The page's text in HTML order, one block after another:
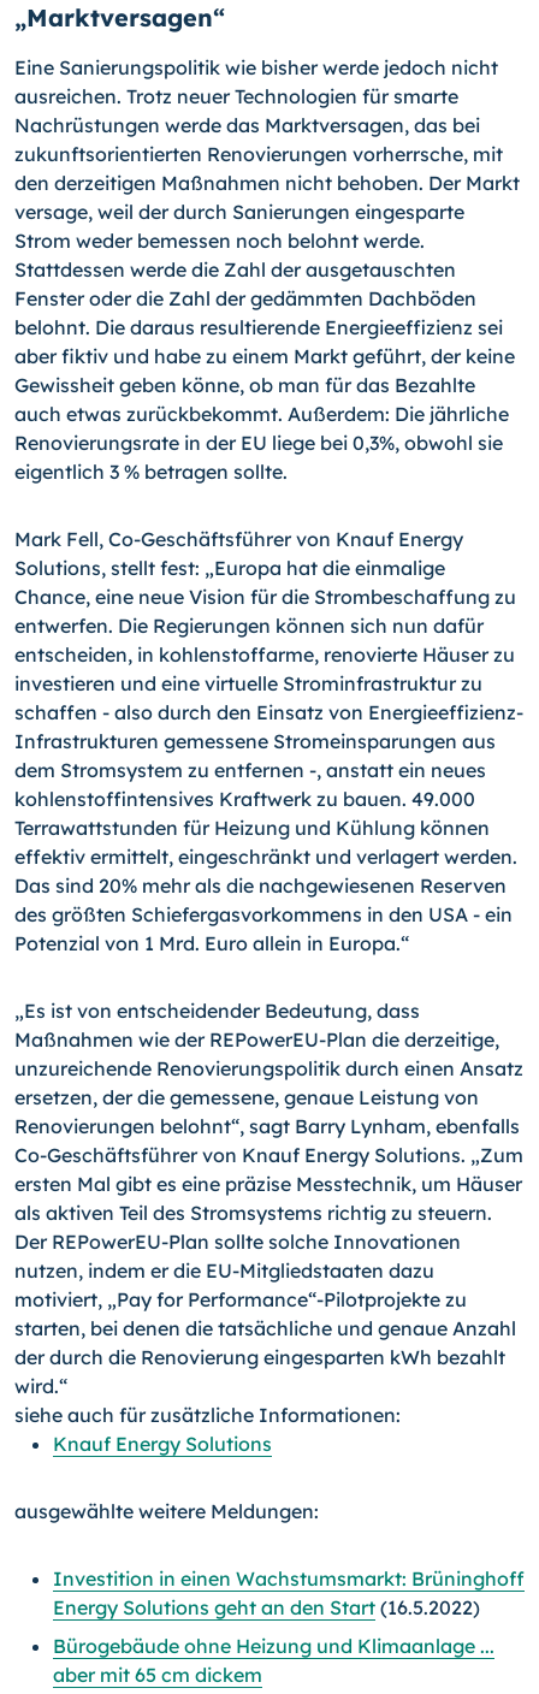
„Marktversagen“
Eine Sanierungspolitik wie bisher werde jedoch nicht
ausreichen. Trotz neuer Technologien für smarte
Nachrüstungen werde das Marktversagen, das bei
zukunftsorientierten Renovierungen vorherrsche, mit
den derzeitigen Maßnahmen nicht behoben. Der Markt
versage, weil der durch Sanierungen eingesparte
Strom weder bemessen noch belohnt werde.
Stattdessen werde die Zahl der ausgetauschten
Fenster oder die Zahl der gedämmten Dachböden
belohnt. Die daraus resultierende Energieeffizienz sei
aber fiktiv und habe zu einem Markt geführt, der keine
Gewissheit geben könne, ob man für das Bezahlte
auch etwas zurückbekommt. Außerdem: Die jährliche
Renovierungsrate in der EU liege bei 0,3%, obwohl sie
eigentlich 3 % betragen sollte.
Mark Fell, Co-Geschäftsführer von Knauf Energy
Solutions, stellt fest: „Europa hat die einmalige
Chance, eine neue Vision für die Strombeschaffung zu
entwerfen. Die Regierungen können sich nun dafür
entscheiden, in kohlenstoffarme, renovierte Häuser zu
investieren und eine virtuelle Strominfrastruktur zu
schaffen - also durch den Einsatz von Energieeffizienz-
Infrastrukturen gemessene Stromeinsparungen aus
dem Stromsystem zu entfernen -, anstatt ein neues
kohlenstoffintensives Kraftwerk zu bauen. 49.000
Terrawattstunden für Heizung und Kühlung können
effektiv ermittelt, eingeschränkt und verlagert werden.
Das sind 20% mehr als die nachgewiesenen Reserven
des größten Schiefergasvorkommens in den USA - ein
Potenzial von 1 Mrd. Euro allein in Europa.“
„Es ist von entscheidender Bedeutung, dass
Maßnahmen wie der REPowerEU-Plan die derzeitige,
unzureichende Renovierungspolitik durch einen Ansatz
ersetzen, der die gemessene, genaue Leistung von
Renovierungen belohnt“, sagt Barry Lynham, ebenfalls
Co-Geschäftsführer von Knauf Energy Solutions. „Zum
ersten Mal gibt es eine präzise Messtechnik, um Häuser
als aktiven Teil des Stromsystems richtig zu steuern.
Der REPowerEU-Plan sollte solche Innovationen
nutzen, indem er die EU-Mitgliedstaaten dazu
motiviert, „Pay for Performance“-Pilotprojekte zu
starten, bei denen die tatsächliche und genaue Anzahl
der durch die Renovierung eingesparten kWh bezahlt
wird.“
siehe auch für zusätzliche Informationen:
Knauf Energy Solutions
ausgewählte weitere Meldungen:
Investition in einen Wachstumsmarkt: Brüninghoff
Energy Solutions geht an den Start (16.5.2022)
Bürogebäude ohne Heizung und Klimaanlage ...
aber mit 65 cm dickem